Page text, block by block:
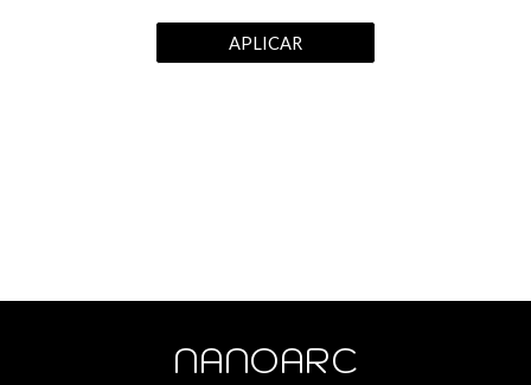
APLICAR
NANOARC